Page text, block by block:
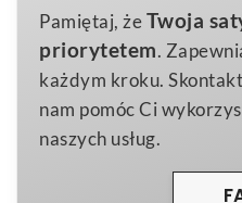
kryte szwyoraz boczne
trwałość – koszulka
prania, zachowując
ułatwi personalizację, co
rozwiązaniemdla Twojej
Ta propozycja z kategorii
Pamiętaj, żeTwoja
priorytetem.
każdym kroku.
nam pomóc Ci
naszych usług.